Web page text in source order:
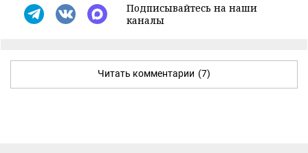
Подписывайтесь на наши
каналы
Читать комментарии (7)